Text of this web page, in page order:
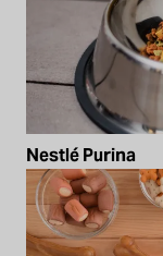
Nestlé Purina